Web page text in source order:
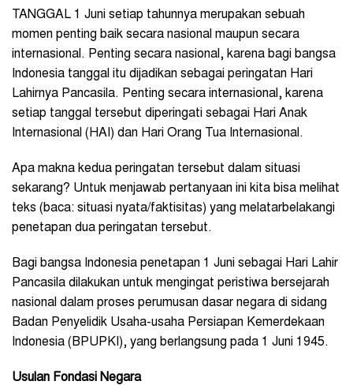
TANGGAL 1 Juni setiap tahunnya merupakan sebuah
momen penting baik secara nasional maupun secara
internasional. Penting secara nasional, karena bagi bangsa
Indonesia tanggal itu dijadikan sebagai peringatan Hari
Lahirnya Pancasila. Penting secara internasional, karena
setiap tanggal tersebut diperingati sebagai Hari Anak
Internasional (HAI) dan Hari Orang Tua Internasional.
Apa makna kedua peringatan tersebut dalam situasi
sekarang? Untuk menjawab pertanyaan ini kita bisa melihat
teks (baca: situasi nyata/faktisitas) yang melatarbelakangi
penetapan dua peringatan tersebut.
Bagi bangsa Indonesia penetapan 1 Juni sebagai Hari Lahir
Pancasila dilakukan untuk mengingat peristiwa bersejarah
nasional dalam proses perumusan dasar negara di sidang
Badan Penyelidik Usaha-usaha Persiapan Kemerdekaan
Indonesia (BPUPKI), yang berlangsung pada 1 Juni 1945.
Usulan Fondasi Negara